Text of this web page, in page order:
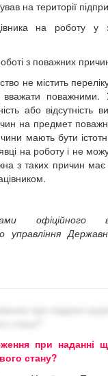
на території
на роботу у
з поважних
не містить
вважати
або відсутність
на предмет
мають бути
на роботу і не
з таких причин
офіційного
управління
при наданні
стану?